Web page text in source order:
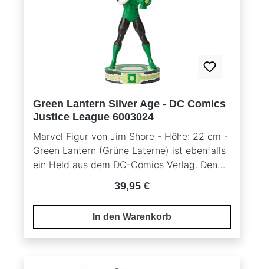
Scott, Hal Jordan, Guy Gardner, John
Stewart und Kyle Rayner. Hier geht es zu
einem Video mit 360° Ansichten der Figuren
Green Lantern Silver Age - DC Comics
Justice League 6003024
Marvel Figur von Jim Shore - Höhe: 22 cm -
Green Lantern (Grüne Laterne) ist ebenfalls
ein Held aus dem DC-Comics Verlag. Den
und der Zeichner Martin Nodell. Green
Lantern tauchte das erste Mal 1940 in einem
All-American Comic (Nr. 16) auf. Green
Lantern beziehen ihre Kraft aus einer
Regulärer Preis:
39,95 €
In den Warenkorb